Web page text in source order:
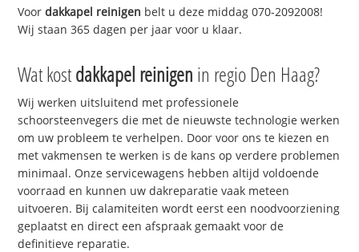
Voordakkapel reinigen belt u deze middag 070-2092008!
Wij staan 365 dagen per jaar voor u klaar.
Wat kostdakkapel reinigen in regio Den Haag?
Wij werken uitsluitend met professionele
schoorsteenvegers die met de nieuwste technologie werken
om uw probleem te verhelpen. Door voor ons te kiezen en
met vakmensen te werken is de kans op verdere problemen
minimaal. Onze servicewagens hebben altijd voldoende
voorraad en kunnen uw dakreparatie vaak meteen
uitvoeren. Bij calamiteiten wordt eerst een noodvoorziening
geplaatst en direct een afspraak gemaakt voor de
definitieve reparatie.